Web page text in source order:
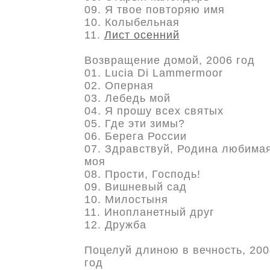
09. Я твое повторяю имя
10. Колыбельная
11. Лист осенний
Возвращение домой, 2006 год
01. Lucia Di Lammermoor
02. Оперная
03. Лебедь мой
04. Я прошу всех святых
05. Где эти зимы?
06. Берега России
07. Здравствуй, Родина
моя
08. Прости, Господь!
09. Вишневый сад
10. Милостыня
11. Инопланетный друг
12. Дружба
Поцелуй длиною в вечность,
год